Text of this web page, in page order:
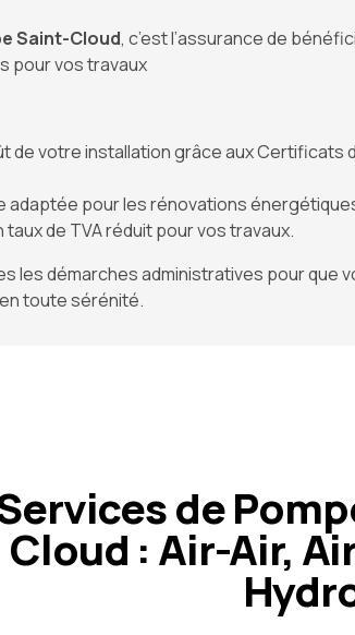
Saint-Cloud, c’est l’assurance de
pour vos travaux
de votre installation grâce aux Certificats
adaptée pour les rénovations
taux de TVA réduit pour vos travaux.
les démarches administratives pour que
toute sérénité.
de
Cloud : Air-Air,